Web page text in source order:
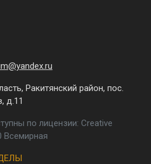
Ракитянский район, пос.
д.11
по лицензии: Creative
Всемирная